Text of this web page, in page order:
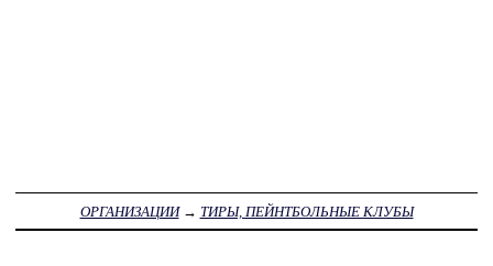
ОРГАНИЗАЦИИ→ ТИРЫ, ПЕЙНТБОЛЬНЫЕ КЛУБЫ